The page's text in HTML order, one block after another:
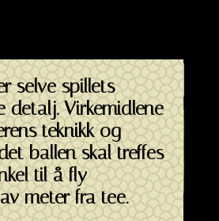
selve spillets
detalj. Virkemidlene
teknikk og
ballen skal treffes
til å fly
meter fra tee.